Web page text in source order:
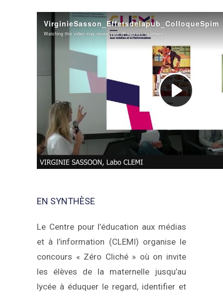
EN SYNTHÈSE
Le Centre pour l’éducation aux médias
et à l’information (CLEMI) organise le
concours « Zéro Cliché » où on invite
les élèves de la maternelle jusqu’au
lycée à éduquer le regard, identifier et